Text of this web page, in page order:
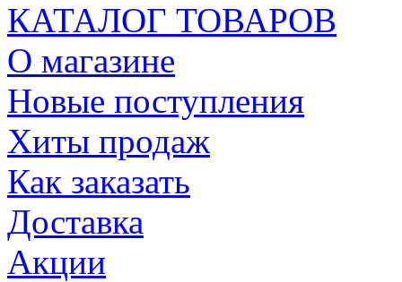
КАТАЛОГ ТОВАРОВ
О магазине
Новые поступления
Хиты продаж
Как заказать
Доставка
Акции